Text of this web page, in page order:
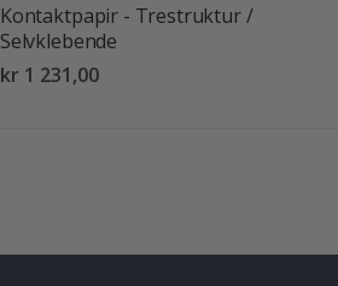
Kontaktpapir - Trestruktur /
Selvklebende
kr 1 231,00